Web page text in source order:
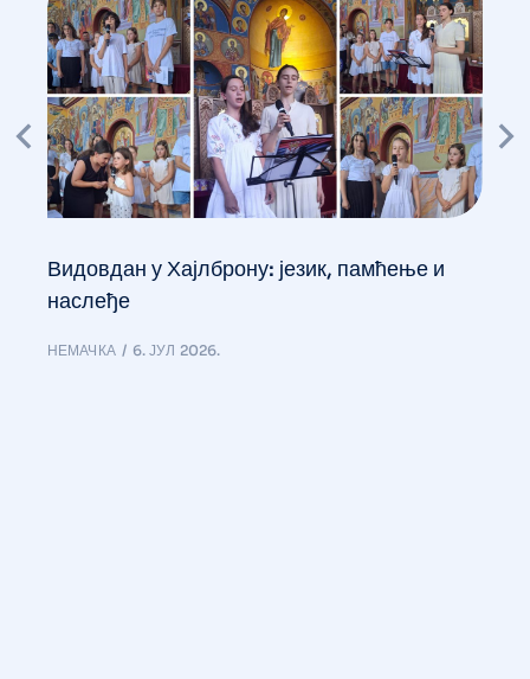
Видовдан у Хајлброну: језик, памћење и
наслеђе
НЕМАЧКА 6. ЈУЛ 2026.